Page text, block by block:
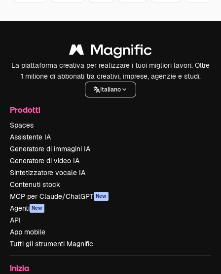
La piattaforma creativa per realizzare i tuoi migliori lavori. Oltre
1 milione di abbonati tra creativi, imprese, agenzie e studi.
Italiano
Prodotti
Spaces
Assistente IA
Generatore di immagini IA
Generatore di video IA
Sintetizzatore vocale IA
Contenuti stock
MCP per Claude/ChatGPT New
Agenti New
API
App mobile
Tutti gli strumenti Magnific
Inizia